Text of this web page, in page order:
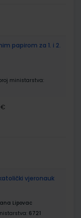
papirom za 1. i 2.
ministarstva:
€
katolički vjeronauk
Lipovac
6721